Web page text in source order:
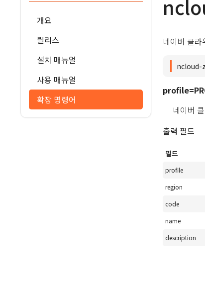
개요
릴리스
설치 매뉴얼
사용 매뉴얼
확장 명령어
네이버 클
ncloud-
네이버
출력 필드
필드
profile
region
code
name
description